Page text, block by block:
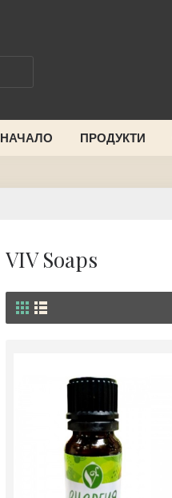
НАЧАЛО ПРОДУКТИ
VIV Soaps